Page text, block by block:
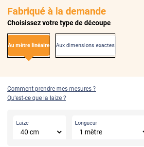
Fabriqué à la demande
Choisissez votre type de découpe
Au mètre linéaire Aux dimensions exactes
Comment prendre mes mesures ?
Qu'est-ce que la laize ?
Laize Longueur